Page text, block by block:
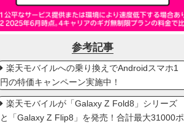
参考記事
楽天モバイルへの乗り換えでAndroidスマホ1
円の特価キャンペーン実施中！
楽天モバイルが「Galaxy Z Fold8」シリーズ
と「Galaxy Z Flip8」を発売！合計最大31000ポ